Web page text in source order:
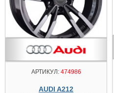
АРТИКУЛ:474986
AUDI A212